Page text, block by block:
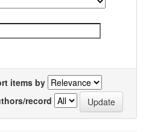
items by
record